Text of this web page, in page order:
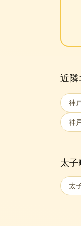
近隣
神
神
太子
太